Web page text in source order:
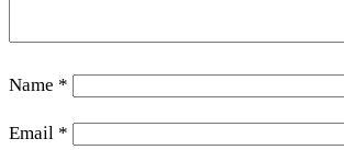
Name *
Email *